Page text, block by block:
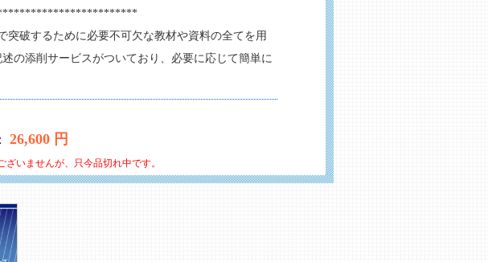
破するために必要不可欠な教材や資料の全てを用
の添削サービスがついており、必要に応じて簡単に
26,600 円
ざいませんが、只今品切れ中です。